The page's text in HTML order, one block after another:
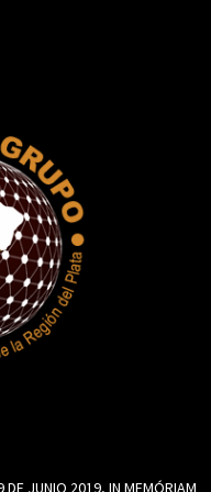
DE JUNIO 2019, IN MEMÓRIAM